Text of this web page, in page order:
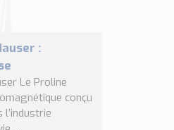
:
Le Proline
conçu